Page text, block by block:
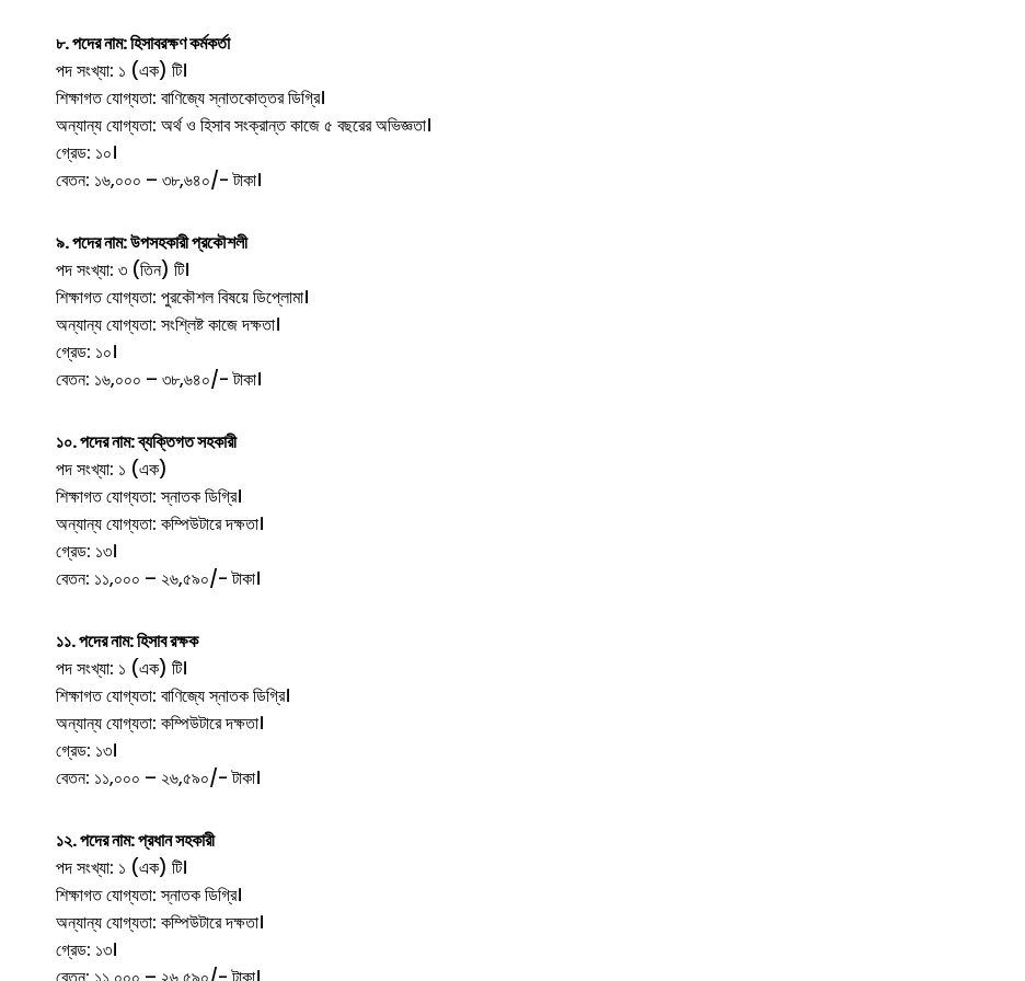
৮. পদের নাম: হিসাবরক্ষণ কর্মকর্তা
পদ সংখ্যা: ১ (এক) টি।
শিক্ষাগত যোগ্যতা: বাণিজ্যে স্নাতকোত্তর ডিগ্রি।
অন্যান্য যোগ্যতা: অর্থ ও হিসাব সংক্রান্ত কাজে ৫ বছরের অভিজ্ঞতা।
গ্রেড: ১০।
বেতন: ১৬,০০০ – ৩৮,৬৪০/- টাকা।
৯. পদের নাম: উপসহকারী প্রকৌশলী
পদ সংখ্যা: ৩ (তিন) টি।
শিক্ষাগত যোগ্যতা: পুরকৌশল বিষয়ে ডিপ্লোমা।
অন্যান্য যোগ্যতা: সংশ্লিষ্ট কাজে দক্ষতা।
গ্রেড: ১০।
বেতন: ১৬,০০০ – ৩৮,৬৪০/- টাকা।
১০. পদের নাম: ব্যক্তিগত সহকারী
পদ সংখ্যা: ১ (এক)
শিক্ষাগত যোগ্যতা: স্নাতক ডিগ্রি।
অন্যান্য যোগ্যতা: কম্পিউটারে দক্ষতা।
গ্রেড: ১৩।
বেতন: ১১,০০০ – ২৬,৫৯০/- টাকা।
১১. পদের নাম: হিসাব রক্ষক
পদ সংখ্যা: ১ (এক) টি।
শিক্ষাগত যোগ্যতা: বাণিজ্যে স্নাতক ডিগ্রি।
অন্যান্য যোগ্যতা: কম্পিউটারে দক্ষতা।
গ্রেড: ১৩।
বেতন: ১১,০০০ – ২৬,৫৯০/- টাকা।
১২. পদের নাম: প্রধান সহকারী
পদ সংখ্যা: ১ (এক) টি।
শিক্ষাগত যোগ্যতা: স্নাতক ডিগ্রি।
অন্যান্য যোগ্যতা: কম্পিউটারে দক্ষতা।
গ্রেড: ১৩।